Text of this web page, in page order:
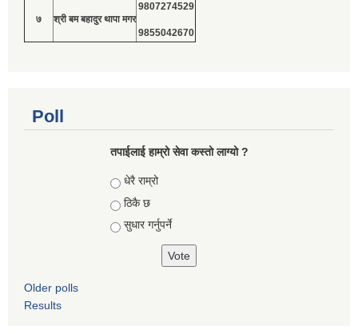
७ श्री बम बहादुर थापा मगर
9807274529
9855042670
Poll
तपाईलाई हाम्रो सेवा कस्तो लाग्यो ?
Choices
धेरै राम्रो
ठिकै छ
सुधार गर्नुपर्ने
Older polls
Results